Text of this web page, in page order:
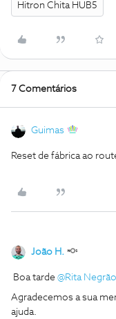
Hitron Chita HUB5
7 Comentários
Guimas
Reset de fábrica ao
João H.
Boa tarde @Rita Negrão
Agradecemos a sua
ajuda.